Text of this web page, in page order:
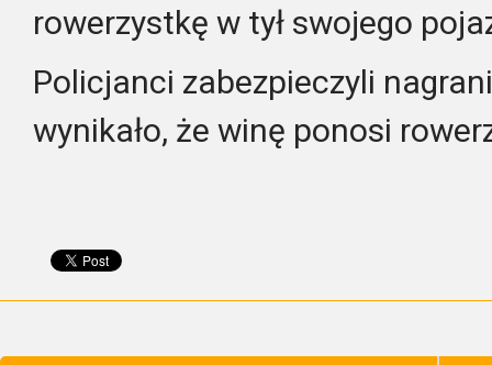
rowerzystkę w tył swojego
Policjanci zabezpieczyli
wynikało, że winę ponosi